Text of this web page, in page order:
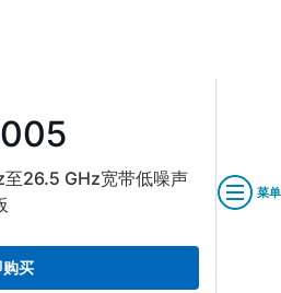
26.5 GHz宽带低噪声
买
菜单